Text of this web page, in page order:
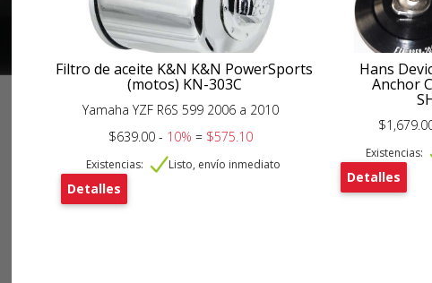
Filtro de aceite K&N K&N PowerSports
(motos) KN-303C
Yamaha YZF R6S 599 2006 a 2010
$639.00 - 10% = $575.10
Existencias: Listo, envío inmediato
Detalles
Hans
Anchor
Existencias:
Detalles